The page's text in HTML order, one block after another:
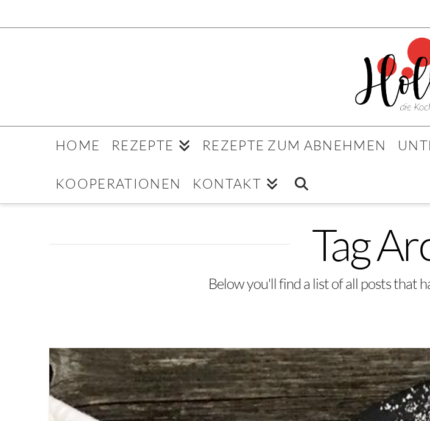
HOME REZEPTE REZEPTE ZUM ABNEHMEN
KOOPERATIONEN KONTAKT
Tag
Below you'll find a list of all posts that